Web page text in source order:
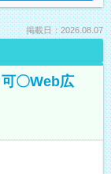
掲載日：2026.08.07
〇Web広